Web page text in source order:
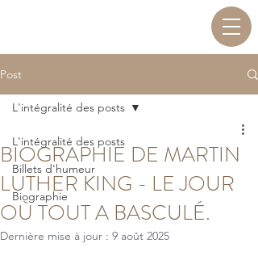
Post
L'intégralité des posts
Billets d'humeur
Biographie
L'intégralité des posts
BIOGRAPHIE DE MARTIN
LUTHER KING - LE JOUR
OÙ TOUT A BASCULÉ.
Dernière mise à jour : 9 août 2025